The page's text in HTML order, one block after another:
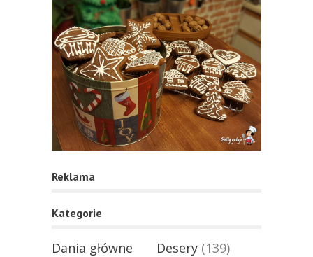
Reklama
Kategorie
Dania główne
Desery (139)